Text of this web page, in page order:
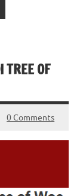
TREE OF
0 Comments